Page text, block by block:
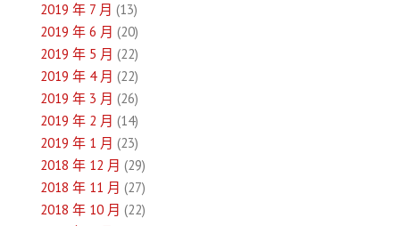
2019 年 7 月 (13)
2019 年 6 月 (20)
2019 年 5 月 (22)
2019 年 4 月 (22)
2019 年 3 月 (26)
2019 年 2 月 (14)
2019 年 1 月 (23)
2018 年 12 月 (29)
2018 年 11 月 (27)
2018 年 10 月 (22)